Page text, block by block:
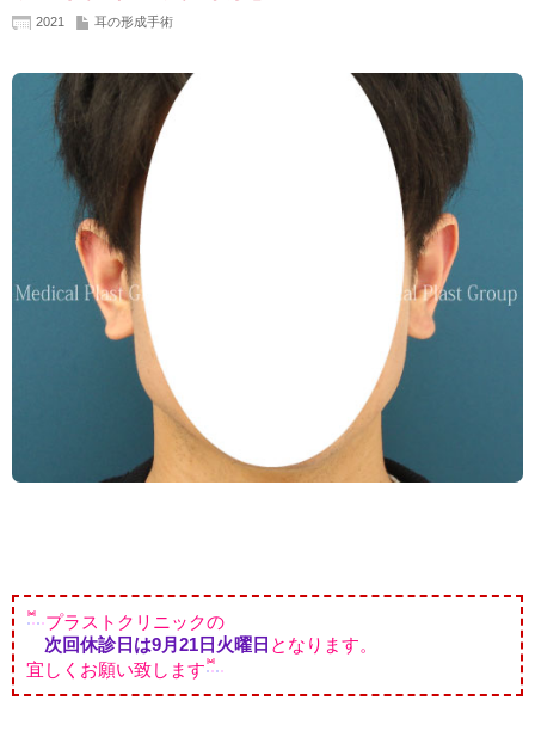
2021 耳の形成手術
プラストクリニックの
次回休診日は9月21日火曜日 となります。
宜しくお願い致します